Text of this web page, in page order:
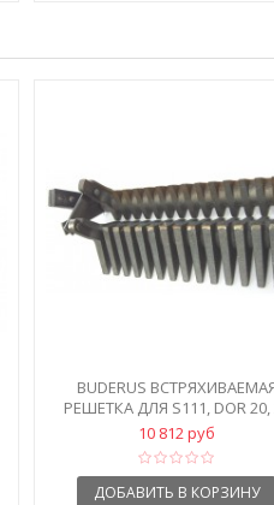
BUDERUS
РЕШЕТКА ДЛЯ S111, DOR 20,
10 812 руб
ДОБАВИТЬ В КОРЗИНУ